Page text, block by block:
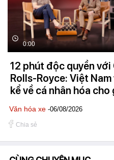
0:00
12 phút độc quyền
Rolls-Royce: Việt
kể về cá nhân hóa
Văn hóa xe -06/08/2026
Chia sẻ